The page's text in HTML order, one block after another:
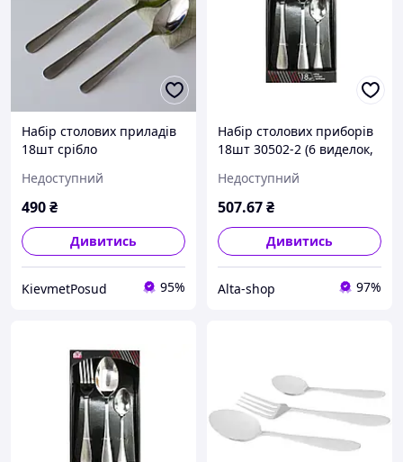
Набір столових приладів
18шт срібло
Недоступний
490₴
Дивитись
KievmetPosud 95%
Набір столових приборів
18шт 30502-2 (6 виделок,
ложок) Family-2 ТМ SNT
Недоступний
507.67₴
Дивитись
Alta-shop 97%